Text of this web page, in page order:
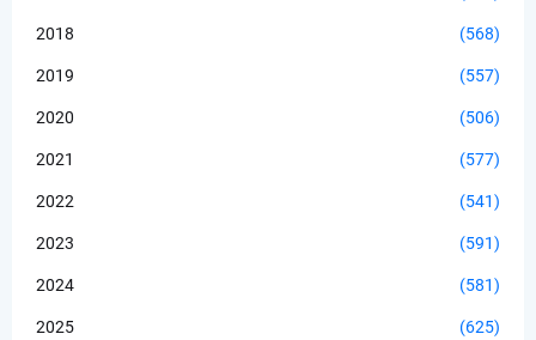
2018 (568)
2019 (557)
2020 (506)
2021 (577)
2022 (541)
2023 (591)
2024 (581)
2025 (625)